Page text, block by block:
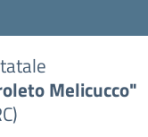
Melicucco"